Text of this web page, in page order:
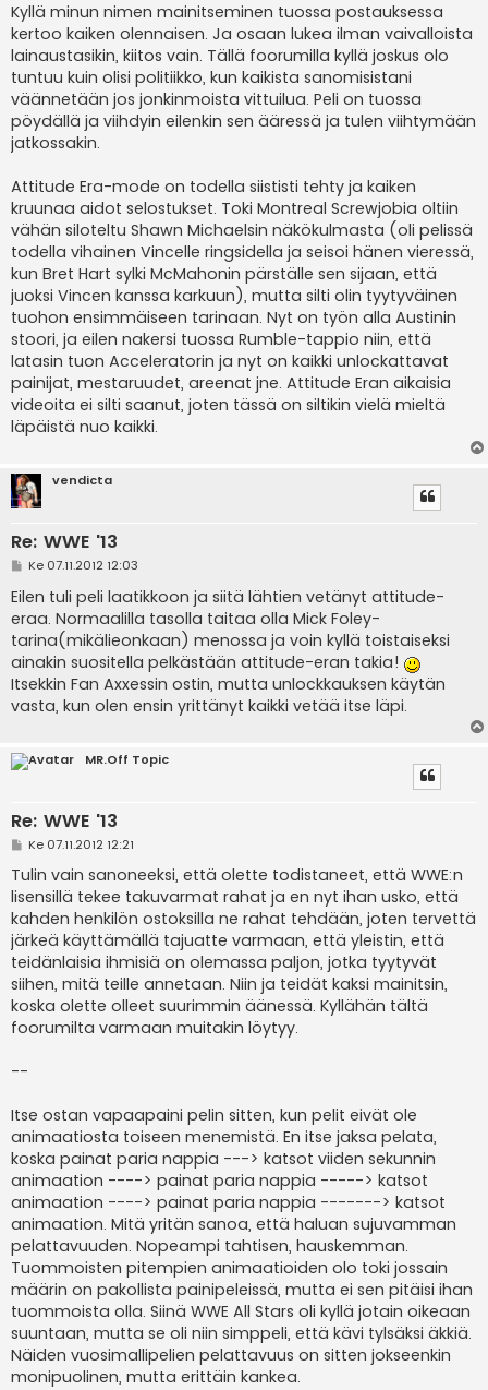
Kyllä minun nimen mainitseminen tuossa postauksessa
kertoo kaiken olennaisen. Ja osaan lukea ilman vaivalloista
lainaustasikin, kiitos vain. Tällä foorumilla kyllä joskus olo
tuntuu kuin olisi politiikko, kun kaikista sanomisistani
väännetään jos jonkinmoista vittuilua. Peli on tuossa
pöydällä ja viihdyin eilenkin sen ääressä ja tulen viihtymään
jatkossakin.
Attitude Era-mode on todella siististi tehty ja kaiken
kruunaa aidot selostukset. Toki Montreal Screwjobia oltiin
vähän siloteltu Shawn Michaelsin näkökulmasta (oli pelissä
todella vihainen Vincelle ringsidella ja seisoi hänen vieressä,
kun Bret Hart sylki McMahonin pärställe sen sijaan, että
juoksi Vincen kanssa karkuun), mutta silti olin tyytyväinen
tuohon ensimmäiseen tarinaan. Nyt on työn alla Austinin
stoori, ja eilen nakersi tuossa Rumble-tappio niin, että
latasin tuon Acceleratorin ja nyt on kaikki unlockattavat
painijat, mestaruudet, areenat jne. Attitude Eran aikaisia
videoita ei silti saanut, joten tässä on siltikin vielä mieltä
läpäistä nuo kaikki.
vendicta
Re: WWE '13
V
e
s
t
i
Ke 07.11.2012 12:03
Eilen tuli peli laatikkoon ja siitä lähtien vetänyt attitude-
eraa. Normaalilla tasolla taitaa olla Mick Foley-
tarina(mikälieonkaan) menossa ja voin kyllä toistaiseksi
ainakin suositella pelkästään attitude-eran takia!
Itsekkin Fan Axxessin ostin, mutta unlockkauksen käytän
vasta, kun olen ensin yrittänyt kaikki vetää itse läpi.
MR.Off Topic
Re: WWE '13
V
e
s
t
i
Ke 07.11.2012 12:21
Tulin vain sanoneeksi, että olette todistaneet, että WWE:n
lisensillä tekee takuvarmat rahat ja en nyt ihan usko, että
kahden henkilön ostoksilla ne rahat tehdään, joten tervettä
järkeä käyttämällä tajuatte varmaan, että yleistin, että
teidänlaisia ihmisiä on olemassa paljon, jotka tyytyvät
siihen, mitä teille annetaan. Niin ja teidät kaksi mainitsin,
koska olette olleet suurimmin äänessä. Kyllähän tältä
foorumilta varmaan muitakin löytyy.
--
Itse ostan vapaapaini pelin sitten, kun pelit eivät ole
animaatiosta toiseen menemistä. En itse jaksa pelata,
koska painat paria nappia ---> katsot viiden sekunnin
animaation ----> painat paria nappia -----> katsot
animaation ----> painat paria nappia -------> katsot
animaation. Mitä yritän sanoa, että haluan sujuvamman
pelattavuuden. Nopeampi tahtisen, hauskemman.
Tuommoisten pitempien animaatioiden olo toki jossain
määrin on pakollista painipeleissä, mutta ei sen pitäisi ihan
tuommoista olla. Siinä WWE All Stars oli kyllä jotain oikeaan
suuntaan, mutta se oli niin simppeli, että kävi tylsäksi äkkiä.
Näiden vuosimallipelien pelattavuus on sitten jokseenkin
monipuolinen, mutta erittäin kankea.